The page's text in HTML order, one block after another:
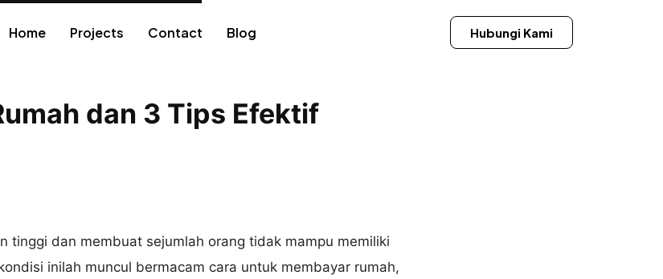
Home Projects Contact Blog Hubungi Kami
dan 3 Tips Efektif
tinggi dan membuat sejumlah orang tidak mampu memiliki
inilah muncul bermacam cara untuk membayar rumah,